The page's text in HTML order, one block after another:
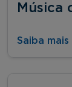
Música
Saiba mais